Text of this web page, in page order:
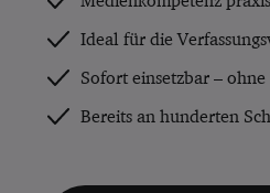
Ideal für die
Sofort einsetzbar –
Bereits an hunderten